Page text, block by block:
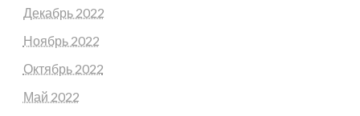
Декабрь 2022
Ноябрь 2022
Октябрь 2022
Май 2022